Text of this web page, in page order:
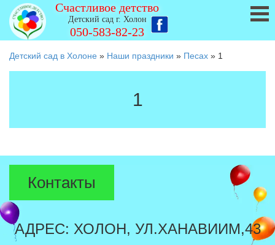
Счастливое детство
Детский сад г. Холон
050-583-82-23
Детский сад в Холоне » Наши праздники » Песах » 1
1
Контакты
АДРЕС: ХОЛОН, УЛ.ХАНАВИИМ,43